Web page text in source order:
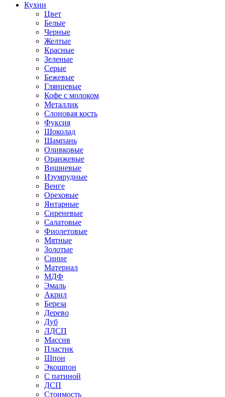
Кухни
Цвет
Белые
Черные
Желтые
Красные
Зеленые
Серые
Бежевые
Глянцевые
Кофе с молоком
Металлик
Слоновая кость
Фуксия
Шоколад
Шампань
Оливковые
Оранжевые
Вишневые
Изумрудные
Венге
Ореховые
Янтарные
Сиреневые
Салатовые
Фиолетовые
Мятные
Золотые
Синие
Материал
МДФ
Эмаль
Акрил
Береза
Дерево
Дуб
ЛДСП
Массив
Пластик
Шпон
Экошпон
С патиной
ДСП
Стоимость